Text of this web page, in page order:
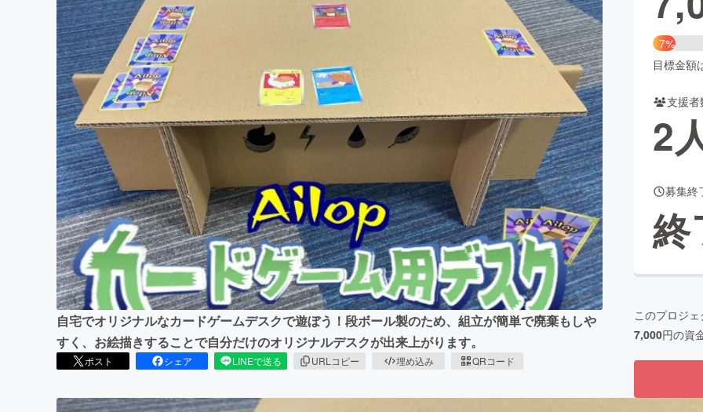
テクノロジー・ガジェット フード・飲食店
映像・映画 アニメ・漫画
ビジネス・起業 チャレンジ ビューティー・ヘルスケ
まちづくり・地域活性化
CAMPFIRE for Social GoodCAMPFIRE Creation
CAMPFIREふるさと納税machi-yaコミュニティ
自宅でオリジナルなカードゲームデスクで遊ぼう！段ボール製のため、組立が簡単で廃棄もしや
すく、お絵描きすることで自分だけのオリジナルデスクが出来上がります。
ポスト シェア LINEで送る URLコピー 埋め込み QRコード
7%
目標金額
支援者
2
募集終
終
このプロジ
7,000円の資